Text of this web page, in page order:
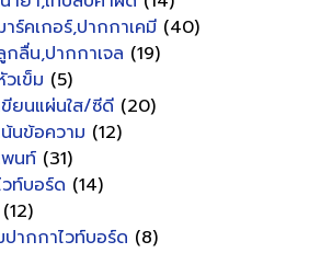
ร์คเกอร์,ปากกาเคมี (40)
ลื่น,ปากกาเจล (19)
เข็ม (5)
ขียนแผ่นใส/ซีดี (20)
นข้อความ (12)
พนท์ (31)
ท์บอร์ด (14)
(12)
ากกาไวท์บอร์ด (8)